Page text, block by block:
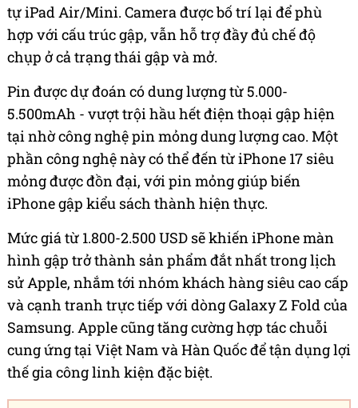
tự iPad Air/Mini. Camera được bố trí lại để phù
hợp với cấu trúc gập, vẫn hỗ trợ đầy đủ chế độ
chụp ở cả trạng thái gập và mở.
Pin được dự đoán có dung lượng từ 5.000-
5.500mAh - vượt trội hầu hết điện thoại gập hiện
tại nhờ công nghệ pin mỏng dung lượng cao. Một
phần công nghệ này có thể đến từ iPhone 17 siêu
mỏng được đồn đại, với pin mỏng giúp biến
iPhone gập kiểu sách thành hiện thực.
Mức giá từ 1.800-2.500 USD sẽ khiến iPhone màn
hình gập trở thành sản phẩm đắt nhất trong lịch
sử Apple, nhắm tới nhóm khách hàng siêu cao cấp
và cạnh tranh trực tiếp với dòng Galaxy Z Fold của
Samsung. Apple cũng tăng cường hợp tác chuỗi
cung ứng tại Việt Nam và Hàn Quốc để tận dụng lợi
thế gia công linh kiện đặc biệt.